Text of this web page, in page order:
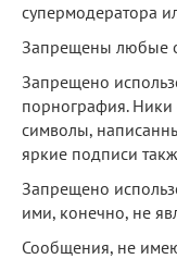
супермодератора
Запрещены любые
Запрещено
порнография. Ники
символы,
яркие подписи
Запрещено
ими, конечно, не
Сообщения, не